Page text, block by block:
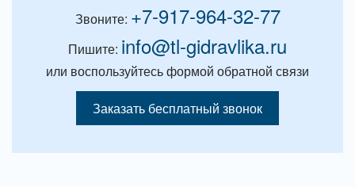
Звоните: +7-917-964-32-77
Пишите: info@tl-gidravlika.ru
или воспользуйтесь формой обратной связи
Заказать бесплатный звонок